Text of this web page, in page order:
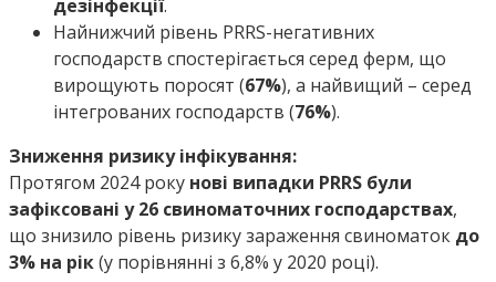
дезінфекції.
Найнижчий рівень PRRS-негативних
господарств спостерігається серед ферм, що
вирощують поросят (67%), а найвищий – серед
інтегрованих господарств (76%).
Зниження ризику інфікування:
Протягом 2024 року нові випадки PRRS були
зафіксовані у 26 свиноматочних господарствах,
що знизило рівень ризику зараження свиноматок до
3% на рік(у порівнянні з 6,8% у 2020 році).